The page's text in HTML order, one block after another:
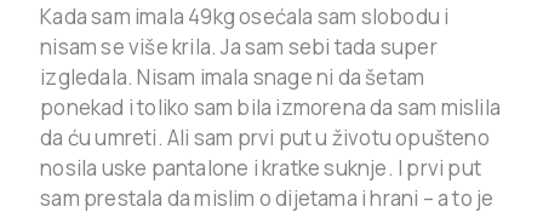
Kada sam imala 49kg osećala sam slobodu i
nisam se više krila. Ja sam sebi tada super
izgledala. Nisam imala snage ni da šetam
ponekad i toliko sam bila izmorena da sam mislila
da ću umreti. Ali sam prvi put u životu opušteno
nosila uske pantalone i kratke suknje. I prvi put
sam prestala da mislim o dijetama i hrani – a to je